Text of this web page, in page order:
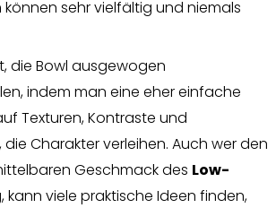
können sehr vielfältig und niemals
die Bowl ausgewogen
indem man eine eher einfache
Texturen, Kontraste und
Charakter verleihen. Auch wer den
Geschmack des Low-
kann viele praktische Ideen finden,